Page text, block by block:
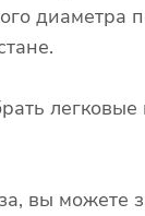
диаметра
вы можете